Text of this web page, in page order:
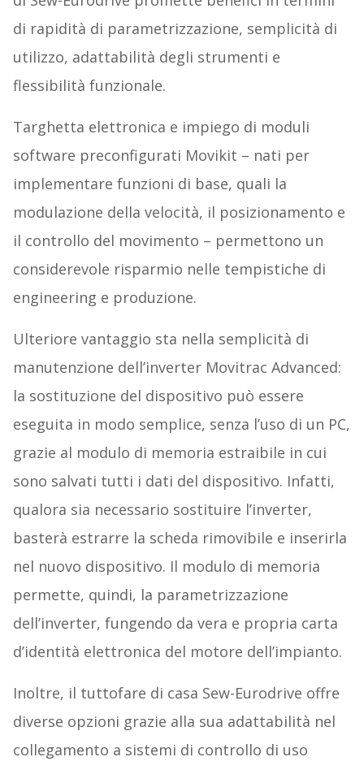
di rapidità di parametrizzazione, semplicità di
utilizzo, adattabilità degli strumenti e
flessibilità funzionale.
Targhetta elettronica e impiego di moduli
software preconfigurati Movikit – nati per
implementare funzioni di base, quali la
modulazione della velocità, il posizionamento e
il controllo del movimento – permettono un
considerevole risparmio nelle tempistiche di
engineering e produzione.
Ulteriore vantaggio sta nella semplicità di
manutenzione dell’inverter Movitrac Advanced:
la sostituzione del dispositivo può essere
eseguita in modo semplice, senza l’uso di un PC,
grazie al modulo di memoria estraibile in cui
sono salvati tutti i dati del dispositivo. Infatti,
qualora sia necessario sostituire l’inverter,
basterà estrarre la scheda rimovibile e inserirla
nel nuovo dispositivo. Il modulo di memoria
permette, quindi, la parametrizzazione
dell’inverter, fungendo da vera e propria carta
d’identità elettronica del motore dell’impianto.
Inoltre, il tuttofare di casa Sew-Eurodrive offre
diverse opzioni grazie alla sua adattabilità nel
collegamento a sistemi di controllo di uso